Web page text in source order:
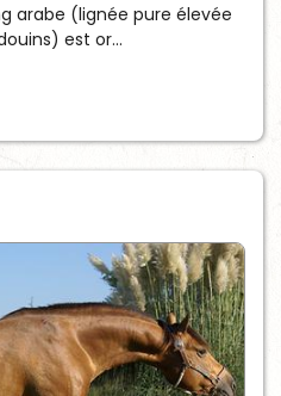
arabe (lignée pure élevée
est or...